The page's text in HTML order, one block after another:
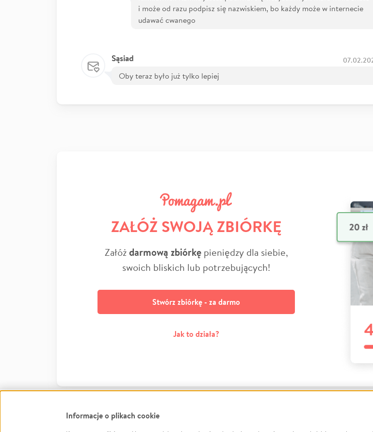
i może od razu podpisz się nazwiskiem, bo każdy może w internecie
udawać cwanego
Sąsiad
Oby teraz było już tylko lepiej
ZAŁÓŻ SWOJĄ ZBIÓRKĘ
Załóżdarmową zbiórkępieniędzy dla siebie,
swoich bliskich lub potrzebujących!
Stwórz zbiórkę - za darmo
Jak to działa?
Informacje o plikach cookie